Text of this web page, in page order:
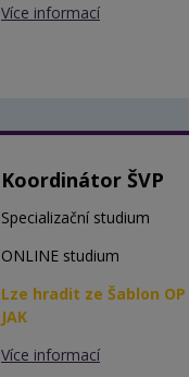
Více informací
Koordinátor ŠVP
Specializační studium
ONLINE studium
Lze hradit ze Šablon OP
JAK
Více informací